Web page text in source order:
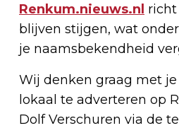
Renkum.nieuws.nl richt
blijven stijgen, wat
je naamsbekendheid
Wij denken graag met
lokaal te adverteren op
Dolf Verschuren via de